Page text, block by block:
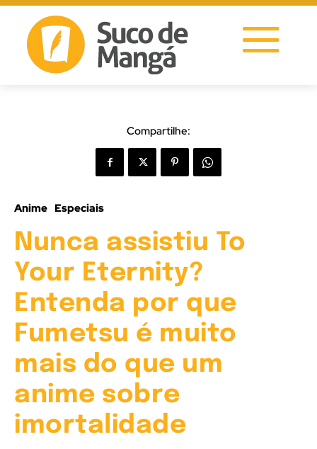
Compartilhe:
Anime Especiais
Nunca assistiu To
Your Eternity?
Entenda por que
Fumetsu é muito
mais do que um
anime sobre
imortalidade